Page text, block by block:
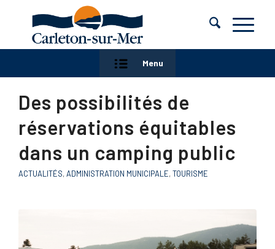
Menu
Des possibilités de
réservations équitables
dans un camping public
ACTUALITÉS, ADMINISTRATION MUNICIPALE, TOURISME